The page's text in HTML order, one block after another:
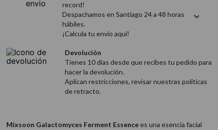
record!
Despachamos en Santiago 24 a 48 horas
hábiles.
¡Calcula tu envío aquí!
Devolución
Tienes 10 días desde que recibes tu pedido para
hacer la devolución.
Aplican restricciones, revisar nuestras politicas
de retracto.
Mixsoon Galactomyces Ferment Essencees una esencia facial